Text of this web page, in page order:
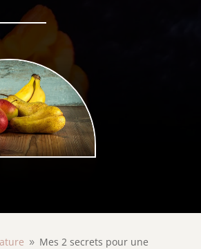
9 Mes 2 secrets pour une